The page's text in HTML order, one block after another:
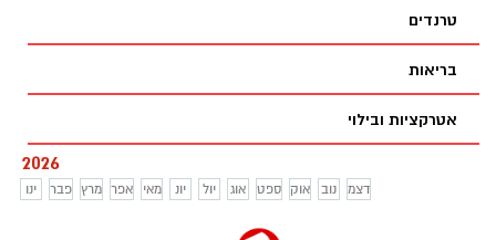
טרנדים
בריאות
אטרקציות ובילוי
2026
ינו פבר מרץ אפר מאי יונ יול אוג ספט אוק נוב דצמ